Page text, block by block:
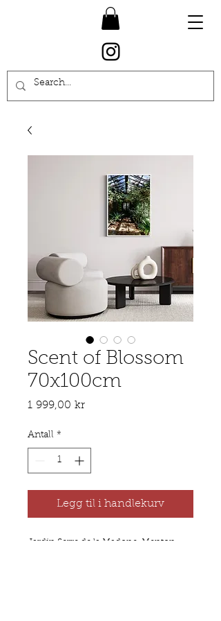
Scent of Blossom
70x100cm
1 999,00 krPris
Antall *
Legg til i handlekurv
Jardin Serre de la Madone, Menton,